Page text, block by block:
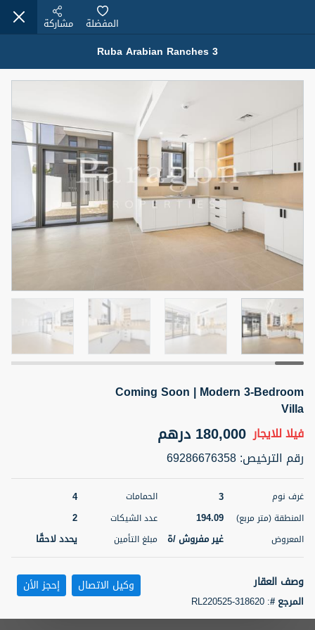
Modern Renovated Unit Near Marina Metro Station
95,000 درهم
3
سرير حمام
المنطقة (متر
مربع)
70.03
اسم الوسيط
NILOOFAR ABBAS VAKIL
رقم الوسيط
أتصل الأن
5 أشهر +
ELBRUS TOWER UNIT 2701 ON RENT
شقة
سرير
1
71.39
مفروش/ ة 2
اسم الوسيط
ABDEMANAF EQBALBHAI KHANBHAI
KHANBHAI EQBALBHAI SIRAJUDDIN
أتصل
الأن
5 أشهر +
Ruba Arabian Ranches 3
المفضلة مشاركة
Coming Soon | Modern 3-Bedroom
Villa
فيلاللايجار 180,000 درهم
رقم الترخيص:
69286676358
غرف نوم 3 الحمامات 4
المنطقة (متر مربع) 194.09 عدد الشيكات 2
المعروض غير مفروش /ة مبلغ التأمين يحدد لاحقًا
وصف العقار
المرجع #:
RL220525-318620
وكيل الاتصال إحجز الأن تصفية المفضلة خريطة